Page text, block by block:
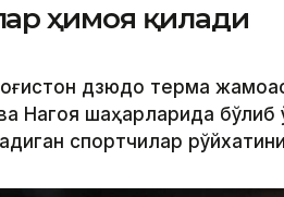
ҳимоя қилади
дзюдо терма
Нагоя шаҳарларида бўлиб
спортчилар